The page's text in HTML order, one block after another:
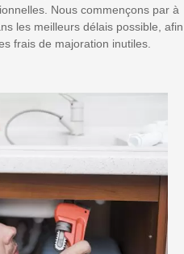
Nous commençons par à
les meilleurs délais possible, afin
frais de majoration inutiles.